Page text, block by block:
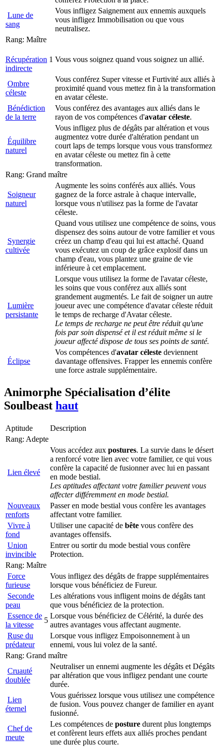
Lune de
sang
Vous infligez Saignement aux ennemis auxquels
vous infligez Immobilisation ou que vous
neutralisez.
Rang: Maître
Récupération
indirecte
1 Vous vous soignez quand vous soignez un allié.
Ombre
céleste
Vous conférez Super vitesse et Furtivité aux alliés à
proximité quand vous mettez fin à la transformation
en avatar céleste.
Bénédiction
de la terre
Vous conférez des avantages aux alliés dans le
rayon de vos compétences d'avatar céleste.
Équilibre
naturel
Vous infligez plus de dégâts par altération et vous
augmentez votre durée d'altération pendant un
court laps de temps lorsque vous vous transformez
en avatar céleste ou mettez fin à cette
transformation.
Rang: Grand maître
Soigneur
naturel
Augmente les soins conférés aux alliés. Vous
gagnez de la force astrale à chaque intervalle,
lorsque vous n'utilisez pas la forme de l'avatar
céleste.
Synergie
cultivée
Quand vous utilisez une compétence de soins, vous
dispensez des soins autour de votre familier et vous
créez un champ d'eau qui lui est attaché. Quand
vous exécutez un coup de grâce explosif dans un
champ d'eau, vous plantez une graine de vie
inférieure à cet emplacement.
Lumière
persistante
Lorsque vous utilisez la forme de l'avatar céleste,
les soins que vous conférez aux alliés sont
grandement augmentés. Le fait de soigner un autre
joueur avec une compétence d'avatar céleste réduit
le temps de recharge d'Avatar céleste.
Le temps de recharge ne peut être réduit qu'une
fois par soin dispensé et il est réduit même si le
joueur affecté dispose de tous ses points de santé.
Éclipse
Vos compétences d'avatar céleste deviennent
davantage offensives. Frapper les ennemis confère
une force astrale supplémentaire.
Animorphe Spécialisation d’élite
Soulbeast haut
Aptitude
Description
Rang: Adepte
Lien élevé
Vous accédez aux postures. La survie dans le désert
a renforcé votre lien avec votre familier, ce qui vous
confère la capacité de fusionner avec lui en passant
en mode bestial.
Les aptitudes affectant votre familier peuvent vous
affecter différemment en mode bestial.
Nouveaux
renforts
Passer en mode bestial vous confère les avantages
affectant votre familier.
Vivre à
fond
Utiliser une capacité de bête vous confère des
avantages offensifs.
Union
invincible
Entrer ou sortir du mode bestial vous confère
Protection.
Rang: Maître
Force
furieuse
Vous infligez des dégâts de frappe supplémentaires
lorsque vous bénéficiez de Fureur.
Seconde
peau
Les altérations vous infligent moins de dégâts tant
que vous bénéficiez de la protection.
Essence de
la vitesse
5
Lorsque vous bénéficiez de Célérité, la durée des
autres avantages vous affectant augmente.
Ruse du
prédateur
Lorsque vous infligez Empoisonnement à un
ennemi, vous lui volez de la santé.
Rang: Grand maître
Cruauté
doublée
Neutraliser un ennemi augmente les dégâts et Dégâts
par altération que vous infligez pendant une courte
durée.
Lien
éternel
Vous guérissez lorsque vous utilisez une compétence
de fusion. Vous pouvez changer de familier en ayant
fusionné.
Chef de
meute
Les compétences de posture durent plus longtemps
et confèrent leurs effets aux alliés proches pendant
une durée plus courte.